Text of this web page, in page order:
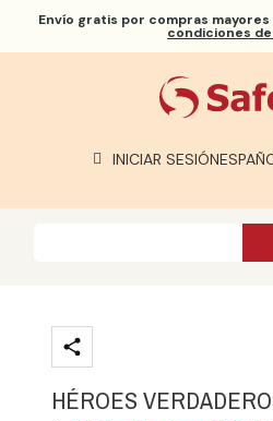
Envío gratis por compras mayores
condiciones
INICIAR SESIÓN
HÉROES